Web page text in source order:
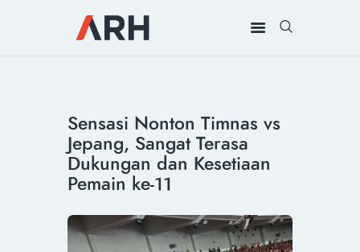
INSPIRING
MONDAY
RILIS MEDIA
BUKU
PIDATO
KEBUDAYAAN
Sensasi Nonton Timnas vs
Jepang, Sangat Terasa
Dukungan dan Kesetiaan
Pemain ke-11